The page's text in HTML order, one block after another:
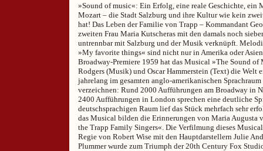
»Sound of music«: Ein Erfolg, eine reale Geschichte, ein
Mozart – die Stadt Salzburg und ihre Kultur wie kein
hat! Das Leben der Familie von Trapp – Kommandant
zweiten Frau Maria Kutscheras mit den damals noch
untrennbar mit Salzburg und der Musik verknüpft.
»My favorite things« sind nicht nur in Amerika oder
Broadway-Premiere 1959 hat das Musical »The Sound
Rodgers (Musik) und Oscar Hammerstein (Text) die Welt
jahrelang im gesamten anglo-amerikanischen
verzeichnen: Rund 2000 Aufführungen am Broadway in
2400 Aufführungen in London sprechen eine deutliche
deutschsprachigen Raum lief das Stück mehrfach sehr
das Musical bilden die Erinnerungen von Maria Augusta
the Trapp Family Singers«. Die Verfilmung dieses
Regie von Robert Wise mit den Hauptdarstellern Julie
Plummer wurde zum Triumph der 20th Century Fox